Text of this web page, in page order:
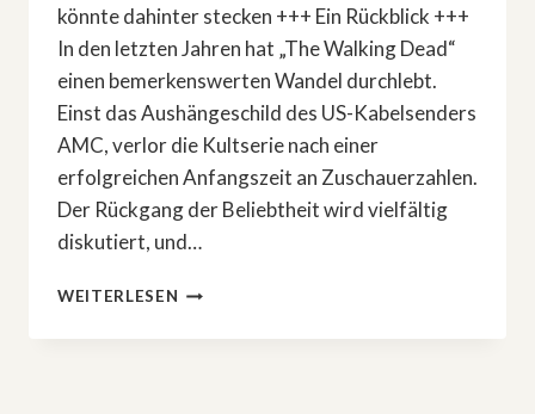
könnte dahinter stecken +++ Ein Rückblick +++
In den letzten Jahren hat „The Walking Dead“
einen bemerkenswerten Wandel durchlebt.
Einst das Aushängeschild des US-Kabelsenders
AMC, verlor die Kultserie nach einer
erfolgreichen Anfangszeit an Zuschauerzahlen.
Der Rückgang der Beliebtheit wird vielfältig
diskutiert, und…
WEITERLESEN »THE
DEAD«: